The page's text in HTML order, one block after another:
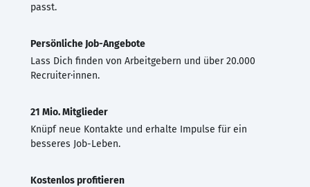
passt.
Persönliche Job-Angebote
Lass Dich finden von Arbeitgebern und über 20.000
Recruiter·innen.
21 Mio. Mitglieder
Knüpf neue Kontakte und erhalte Impulse für ein
besseres Job-Leben.
Kostenlos profitieren